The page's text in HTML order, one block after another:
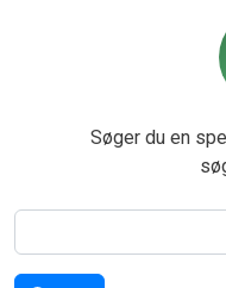
Søger du en
Søg